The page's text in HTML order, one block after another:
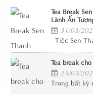
Tea Break
Lành Ấn
31/03/
Tiệc Sen
Tea break
25/03/
Trong bất kỳ